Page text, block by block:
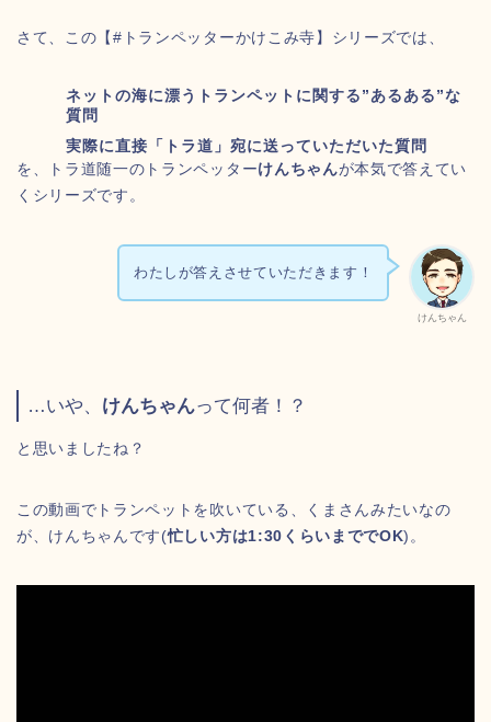
さて、この【#トランペッターかけこみ寺】シリーズでは、
ネットの海に漂うトランペットに関する”あるある”な
質問
実際に直接「トラ道」宛に送っていただいた質問
を、トラ道随一のトランペッターけんちゃんが本気で答えてい
くシリーズです。
けんちゃん
わたしが答えさせていただきます！
…いや、 けんちゃんって何者！？
と思いましたね？
この動画でトランペットを吹いている、くまさんみたいなの
が、けんちゃんです(忙しい方は1:30くらいまででOK)。